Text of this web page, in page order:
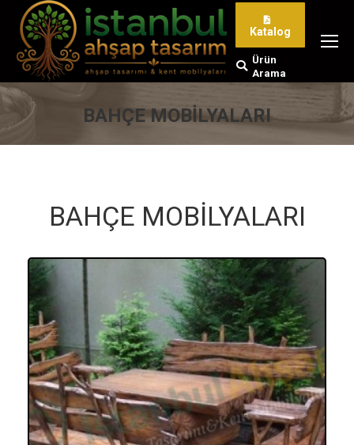
Katalog
Search:
Ürün
Arama
BAHÇE MOBİLYALARI
BAHÇE MOBİLYALARI